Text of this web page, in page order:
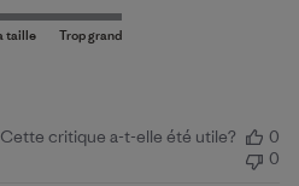
Cette critique a-t-elle été utile?
0
0